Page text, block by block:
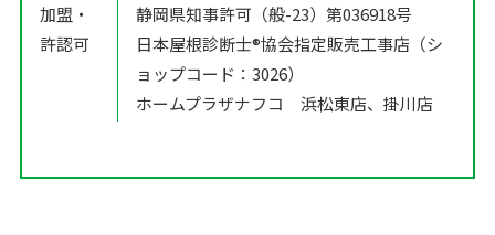
加盟・
許認可
静岡県知事許可（般-23）第036918号
日本屋根診断士®️協会指定販売工事店（シ
ョップコード：3026）
ホームプラザナフコ 浜松東店、掛川店